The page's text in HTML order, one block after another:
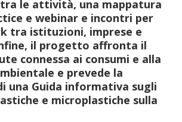
tra le attività, una mappatura
e webinar e incontri per
tra istituzioni, imprese e
il progetto affronta il
connessa ai consumi e alla
e prevede la
una Guida informativa sugli
e microplastiche sulla